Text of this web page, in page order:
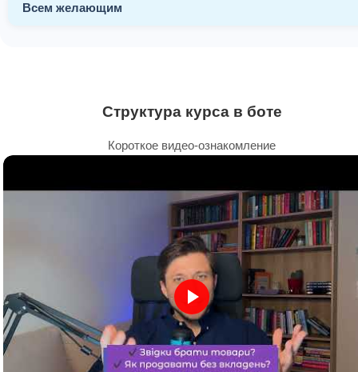
Всем желающим
Структура курса в боте
Короткое видео-ознакомление